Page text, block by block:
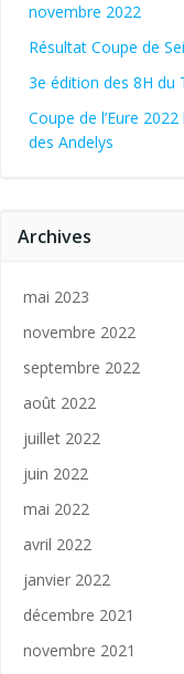
novembre 2022
Résultat Coupe de
3e édition des 8H du
Coupe de l’Eure
des Andelys
Archives
mai 2023
novembre 2022
septembre 2022
août 2022
juillet 2022
juin 2022
mai 2022
avril 2022
janvier 2022
décembre 2021
novembre 2021